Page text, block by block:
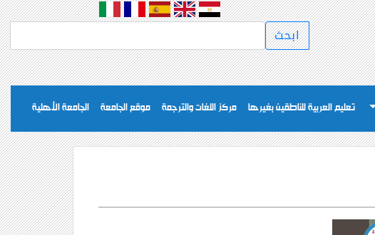
تعليم العربية للناطقين بغيرها مركز اللغات والترجمة موقع الجامعة الجامعة الأهلية